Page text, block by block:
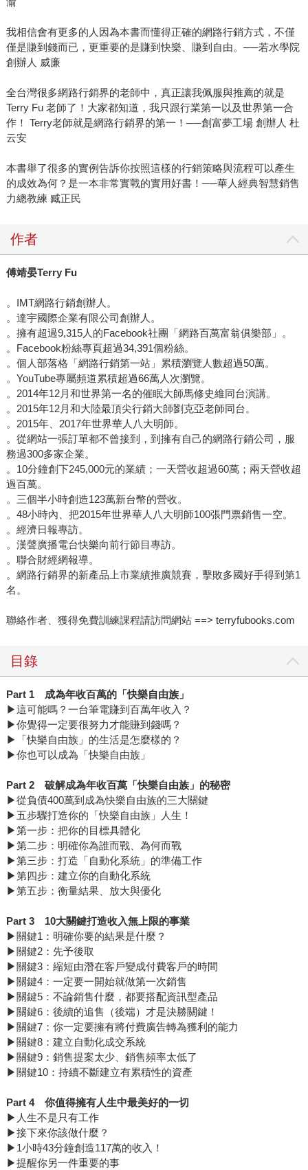
我相信會有更多的人因為本書而懂得正確的網路行銷方式，不僅
僅是賺到錢而已，更重要的是賺到快樂、賺到自由。──若水學院
創辦人 威廉
全台灣很多網路行銷界的老師中，真正讓我佩服與推薦的就是
Terry Fu 老師了！大家都知道，我只跟行業第一以及世界第一合
作！ Terry老師就是網路行銷界的第一！──創富夢工場 創辦人 杜
云安
本書舉了很多的實例告訴你按照這樣的行銷策略與流程可以產生
的成效為何？是一本非常實戰的實用好書！──華人經典智慧銷售
力總教練 臧正民
作者
傅靖晏Terry Fu
。IMT網路行銷創辦人。
。達宇國際企業有限公司創辦人。
。擁有超過9,315人的Facebook社團「網路百萬富翁俱樂部」。
。Facebook粉絲專頁超過34,391個粉絲。
。個人部落格「網路行銷第一站」累積瀏覽人數超過50萬。
。YouTube專屬頻道累積超過66萬人次瀏覽。
。2014年12月和世界第一名的催眠大師馬修史維同台演講。
。2015年12月和大陸最頂尖行銷大師劉克亞老師同台。
。2015年、2017年世界華人八大明師。
。從網站一張訂單都不曾接到，到擁有自己的網路行銷公司，服
務過300多家企業。
。10分鐘創下245,000元的業績；一天營收超過60萬；兩天營收超
過百萬。
。三個半小時創造123萬新台幣的營收。
。48小時內、把2015年世界華人八大明師100張門票銷售一空。
。經濟日報專訪。
。漢聲廣播電台快樂向前行節目專訪。
。聯合財經網報導。
。網路行銷界的新產品上市業績推廣競賽，擊敗多國好手得到第1
名。
聯絡作者、獲得免費訓練課程請訪問網站 ==> terryfubooks.com
目錄
Part 1成為年收百萬的「快樂自由族」
▶這可能嗎？一台筆電賺到百萬年收入？
▶你覺得一定要很努力才能賺到錢嗎？
▶「快樂自由族」的生活是怎麼樣的？
▶你也可以成為「快樂自由族」
Part 2破解成為年收百萬「快樂自由族」的秘密
▶從負債400萬到成為快樂自由族的三大關鍵
▶五步驟打造你的「快樂自由族」人生！
▶第一步：把你的目標具體化
▶第二步：明確你為誰而戰、為何而戰
▶第三步：打造「自動化系統」的準備工作
▶第四步：建立你的自動化系統
▶第五步：衡量結果、放大與優化
Part 3 10大關鍵打造收入無上限的事業
▶關鍵1：明確你要的結果是什麼？
▶關鍵2：先予後取
▶關鍵3：縮短由潛在客戶變成付費客戶的時間
▶關鍵4：一定要一開始就做第一次銷售
▶關鍵5：不論銷售什麼，都要搭配資訊型產品
▶關鍵6：後續的追售（後端）才是決勝關鍵！
▶關鍵7：你一定要擁有將付費廣告轉為獲利的能力
▶關鍵8：建立自動化成交系統
▶關鍵9：銷售提案太少、銷售頻率太低了
▶關鍵10：持續不斷建立有累積性的資產
Part 4你值得擁有人生中最美好的一切
▶人生不是只有工作
▶接下來你該做什麼？
▶1小時43分鐘創造117萬的收入！
▶提醒你另一件重要的事